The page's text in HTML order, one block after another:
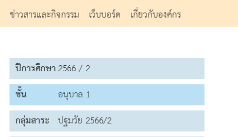
ข่าวสารและกิจกรรม เว็บบอร์ด
เกี่ยวกับองค์กร
ปีการศึกษา2566 / 2
ชั้น
อนุบาล 1
กลุ่มสาระ ปฐมวัย 2566/2